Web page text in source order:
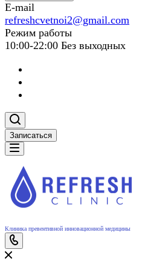
E-mail
refreshcvetnoi2@gmail.com
Режим работы
10:00-22:00 Без выходных
Записаться
Клиника превентивной инновационной медицины